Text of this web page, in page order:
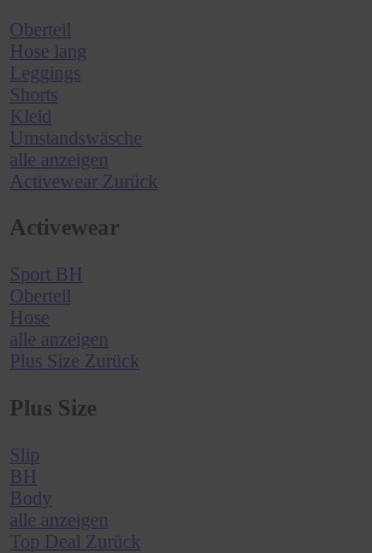
Oberteil
Hose lang
Leggings
Shorts
Kleid
Umstandswäsche
alle anzeigen
Activewear Zurück
Activewear
Sport BH
Oberteil
Hose
alle anzeigen
Plus Size Zurück
Plus Size
Slip
BH
Body
alle anzeigen
Top Deal Zurück